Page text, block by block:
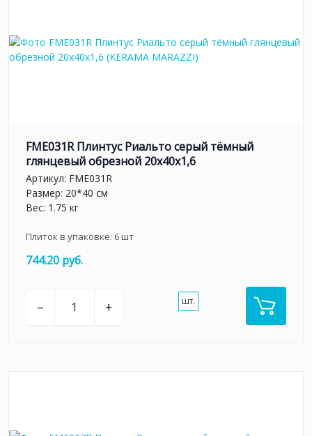
FME031R Плинтус Риальто серый тёмный
глянцевый обрезной 20x40x1,6
Артикул: FME031R
Размер: 20*40 см
Вес: 1.75 кг
Плиток в упаковке: 6шт
744.20 руб.
– + шт.